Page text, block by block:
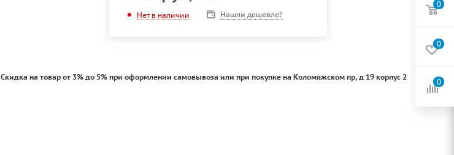
Нет в наличии Нашли дешевле?
Скидка на товар от 3% до 5% при оформлении самовывоза или при покупке на Коломяжском пр, д 19 корпус 2
0
0
0